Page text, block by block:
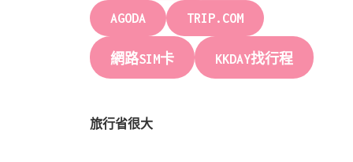
AGODA TRIP.COM
網路SIM卡 KKDAY找行程
旅行省很大